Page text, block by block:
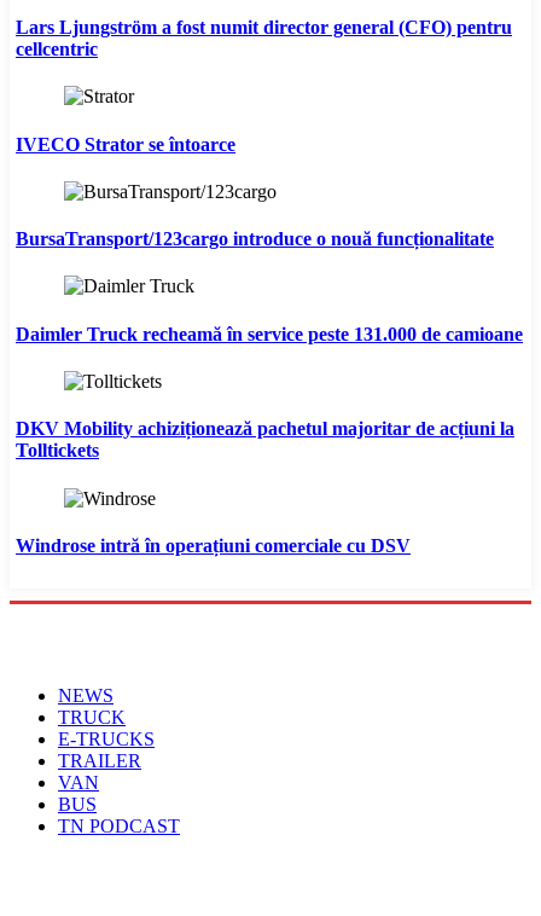
Lars Ljungström a fost numit director general (CFO) pentru
cellcentric
IVECO Strator se întoarce
BursaTransport/123cargo introduce o nouă funcționalitate
Daimler Truck recheamă în service peste 131.000 de camioane
DKV Mobility achiziționează pachetul majoritar de acțiuni la
Tolltickets
Windrose intră în operațiuni comerciale cu DSV
NEWS
TRUCK
E-TRUCKS
TRAILER
VAN
BUS
TN PODCAST